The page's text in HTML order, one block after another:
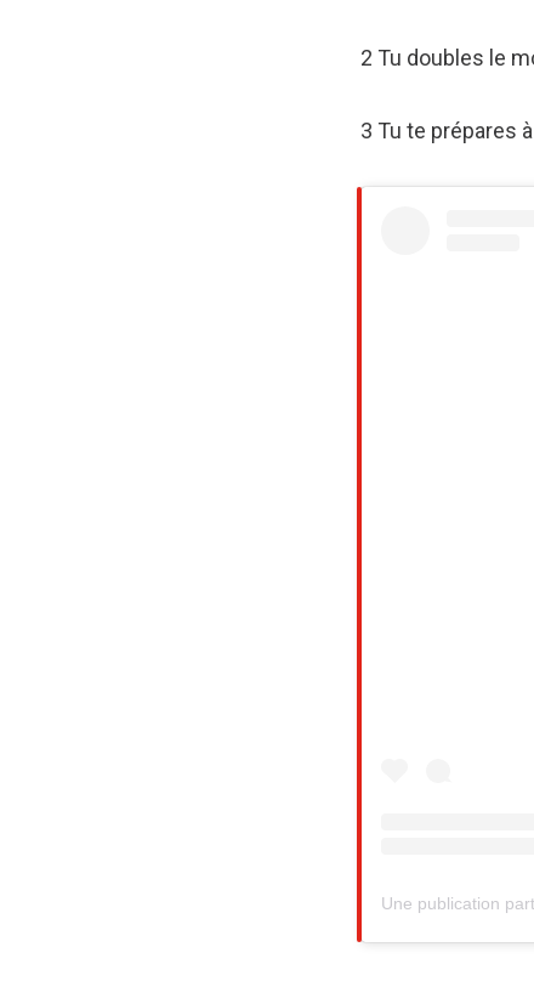
2 Tu doubles le
3 Tu te prépares